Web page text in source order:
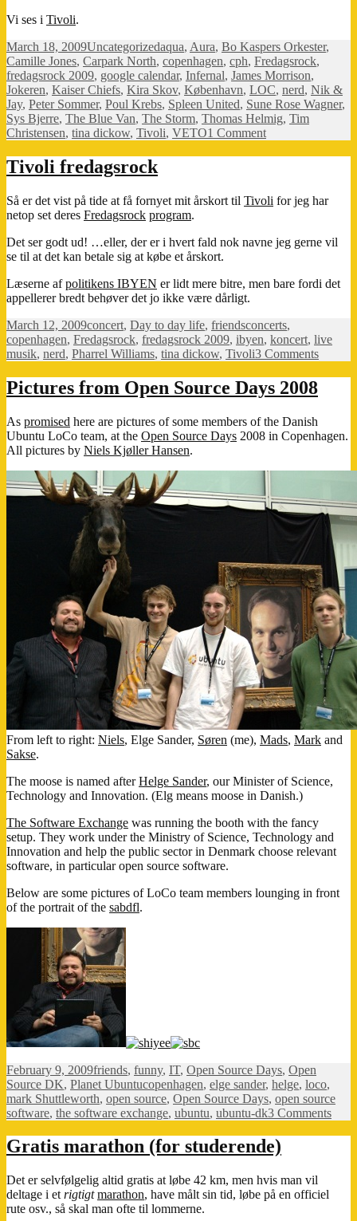
Vi ses i Tivoli.
Posted
on
March 18, 2009Categories
UncategorizedTags
aqua, Aura, Bo Kaspers Orkester,
Camille Jones, Carpark North, copenhagen, cph, Fredagsrock,
fredagsrock 2009, google calendar, Infernal, James Morrison,
Jokeren, Kaiser Chiefs, Kira Skov, København, LOC, nerd, Nik &
Jay, Peter Sommer, Poul Krebs, Spleen United, Sune Rose Wagner,
Sys Bjerre, The Blue Van, The Storm, Thomas Helmig, Tim
Christensen, tina dickow, Tivoli, VETO1 Commenton
kalender
Tivoli fredagsrock
Så er det vist på tide at få fornyet mit årskort til Tivoli for jeg har
netop set deres Fredagsrock program.
Det ser godt ud! …eller, der er i hvert fald nok navne jeg gerne vil
se til at det kan betale sig at købe et årskort.
Læserne afpolitikens IBYEN er lidt mere bitre, men bare fordi det
appellerer bredt behøver det jo ikke være dårligt.
Posted
on
March 12, 2009Categories
concert, Day to day life, friendsTags
concerts,
copenhagen, Fredagsrock, fredagsrock 2009, ibyen, koncert, live
musik, nerd, Pharrel Williams, tina dickow, Tivoli3 Commentson
Pictures from Open Source Days 2008
As promised here are pictures of some members of the Danish
Ubuntu LoCo team, at the Open Source Days 2008 in Copenhagen.
All pictures by Niels Kjøller Hansen.
From left to right: Niels, Elge Sander, Søren (me), Mads, Mark and
Sakse.
The moose is named afterHelge Sander, our Minister of Science,
Technology and Innovation. (Elg means moose in Danish.)
The Software Exchange was running the booth with the fancy
setup. They work under the Ministry of Science, Technology and
Innovation and help the public sector in Denmark choose relevant
software, in particular open source software.
Below are some pictures of LoCo team members lounging in front
of the portrait of the sabdfl.
Posted
on
February 9, 2009Categories
friends, funny, IT, Open Source Days, Open
Source DK, Planet UbuntuTags
copenhagen, elge sander, helge, loco,
mark Shuttleworth, open source, Open Source Days, open source
software, the software exchange, ubuntu, ubuntu-dk3 Commentson
Gratis marathon (for studerende)
Det er selvfølgelig altid gratis at løbe 42 km, men hvis man vil
deltage i et rigtigt marathon, have målt sin tid, løbe på en officiel
rute osv., så skal man ofte til lommerne.